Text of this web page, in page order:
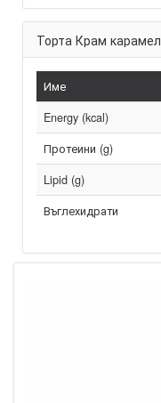
Торта Крам карамел
Име
Energy (kcal)
Протеини (g)
Lipid (g)
Въглехидрати